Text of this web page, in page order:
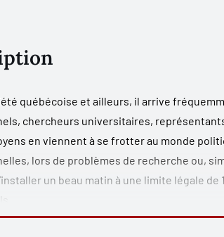
québécoise et ailleurs, il arrive
chercheurs universitaires,
en viennent à se frotter au monde
lors de problèmes de recherche ou,
un beau matin à une limite légale
à toute personne intéressée à comprendre